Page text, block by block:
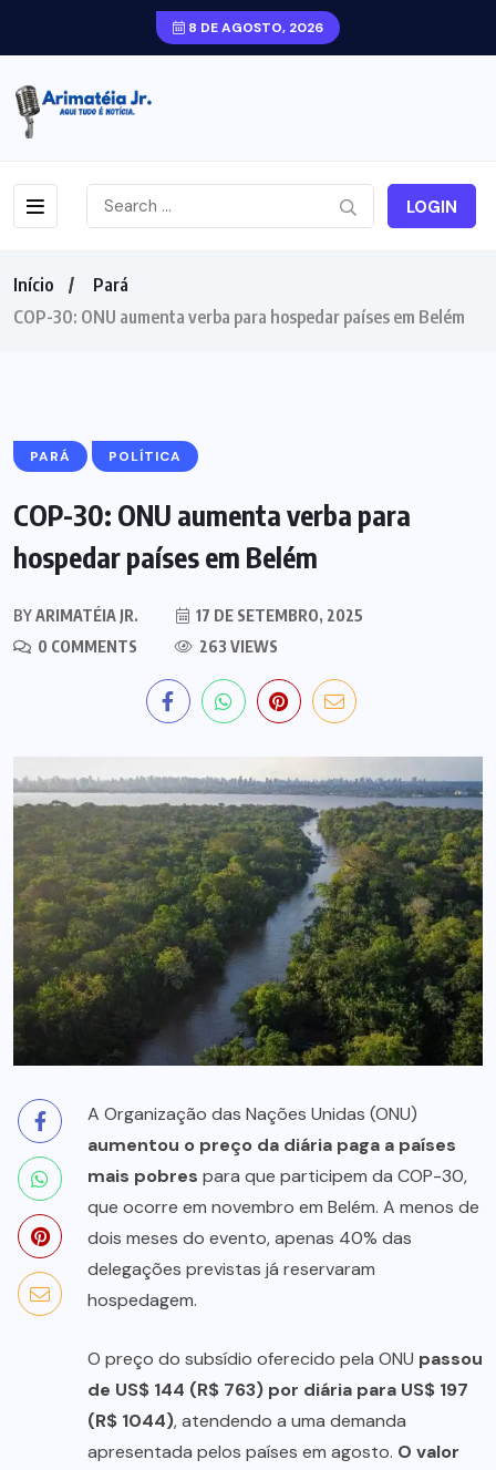
8 DE AGOSTO, 2026
LOGIN
Início
Pará
COP-30: ONU aumenta verba para hospedar países em Belém
PARÁ POLÍTICA
COP-30: ONU aumenta verba para
hospedar países em Belém
BYARIMATÉIA JR.
17 DE SETEMBRO, 2025
0 COMMENTS
263 VIEWS
A Organização das Nações Unidas (ONU)
aumentou o preço da diária paga a países
mais pobres para que participem da COP-30,
que ocorre em novembro em Belém. A menos de
dois meses do evento, apenas 40% das
delegações previstas já reservaram
hospedagem.
O preço do subsídio oferecido pela ONU passou
de US$ 144 (R$ 763) por diária para US$ 197
(R$ 1044), atendendo a uma demanda
apresentada pelos países em agosto. O valor